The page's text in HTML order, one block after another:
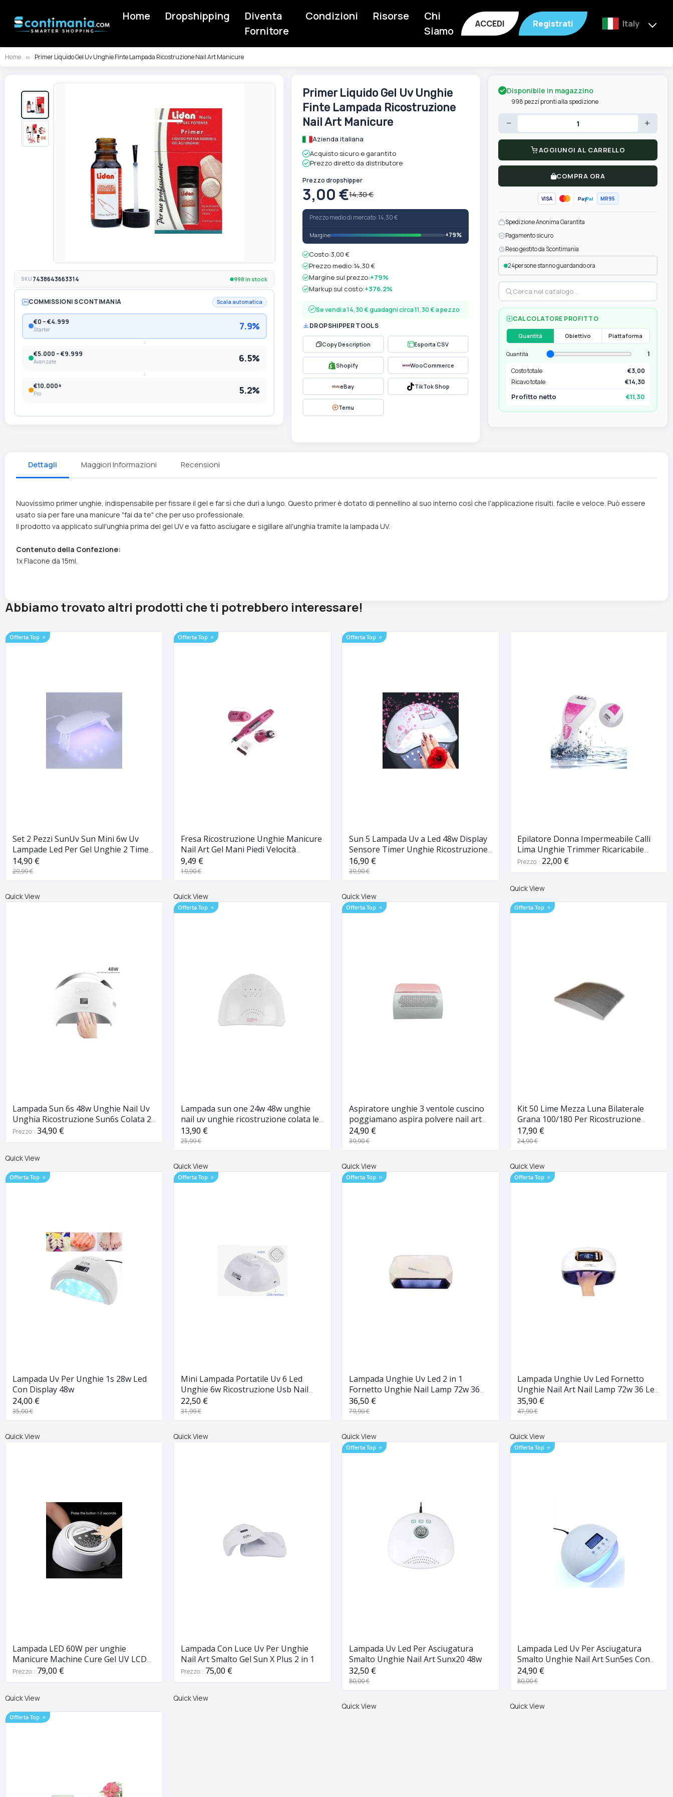
Home Dropshipping
Diventa
Fornitore
Condizioni Risorse
Chi
Siamo
ACCEDI Registrati Italy
Home Primer Liquido Gel Uv Unghie Finte Lampada Ricostruzione Nail Art Manicure
della
galleria
Vai
immagini
SKU 7438643663314 998 in stock
COMMISSIONI SCONTIMANIA Scala automatica
€0 – €4.999
Starter 7.9%
€5.000 – €9.999
Avanzate 6.5%
€10.000+
Pro 5.2%
Primer Liquido Gel Uv Unghie
Finte Lampada Ricostruzione
Nail Art Manicure
Azienda italiana
Acquisto sicuro e garantito
Prezzo diretto da distributore
Prezzo dropshipper
3,00 €14,30 €
Prezzo medio di mercato: 14,30 €
Margine +79%
Costo:3,00 €
Prezzo medio:14,30 €
Margine sul prezzo:+79%
Markup sul costo:+376.2%
Se vendi a 14,30 € guadagni circa 11,30 € a pezzo
DROPSHIPPER TOOLS
Copy Description Esporta CSV
Shopify WooCommerce
eBay TikTok Shop
Temu
Disponibile in magazzino
998 pezzi pronti alla spedizione
− +
AGGIUNGI AL CARRELLO
COMPRA ORA
VISA PayPal MR95
Spedizione Anonima Garantita
Pagamento sicuro
Reso gestito da Scontimania
24persone stanno guardando ora
CALCOLATORE PROFITTO
Quantità Obiettivo Piattaforma
Quantità
1
Costo totale
€3,00
Ricavo totale
€14,30
Profitto netto €11,30
Dettagli Maggiori Informazioni Recensioni
Nuovissimo primer unghie, indispensabile per fissare il gel e far sì che duri a lungo. Questo primer è dotato di pennellino al suo interno così che l'applicazione risulti. facile e veloce. Può essere
usato sia per fare una manicure "fai da te" che per uso professionale.
Il prodotto va applicato sull'unghia prima del gel UV e va fatto asciugare e sigillare all'unghia tramite la lampada UV.
Contenuto della Confezione:
1x Flacone da 15ml.
Abbiamo trovato altri prodotti che ti potrebbero interessare!
Offerta Top ⭐
Set 2 Pezzi SunUv Sun Mini 6w Uv
Lampade Led Per Gel Unghie 2 Timer
Preimpostati
14,90 €
29,99 €
Quick View
Offerta Top ⭐
Fresa Ricostruzione Unghie Manicure
Nail Art Gel Mani Piedi Velocità
Regolabile
9,49 €
19,90 €
Quick View
Offerta Top ⭐
Sun 5 Lampada Uv a Led 48w Display
Sensore Timer Unghie Ricostruzione
Manicure
16,90 €
39,90 €
Quick View
Epilatore Donna Impermeabile Calli
Lima Unghie Trimmer Ricaricabile
Usb Rasoio
Prezzo: 22,00 €
Quick View
Lampada Sun 6s 48w Unghie Nail Uv
Unghia Ricostruzione Sun6s Colata 2
in 1 Led
Prezzo: 34,90 €
Quick View
Offerta Top ⭐
Lampada sun one 24w 48w unghie
nail uv unghie ricostruzione colata led
manicure
13,90 €
25,99 €
Quick View
Offerta Top ⭐
Aspiratore unghie 3 ventole cuscino
poggiamano aspira polvere nail art
858-5
24,90 €
39,90 €
Quick View
Offerta Top ⭐
Kit 50 Lime Mezza Luna Bilaterale
Grana 100/180 Per Ricostruzione
Unghie \ Nail
17,90 €
24,90 €
Quick View
Offerta Top ⭐
Lampada Uv Per Unghie 1s 28w Led
Con Display 48w
24,00 €
35,00 €
Quick View
Offerta Top ⭐
Mini Lampada Portatile Uv 6 Led
Unghie 6w Ricostruzione Usb Nail
Lamp Sun6x
22,50 €
31,99 €
Quick View
Offerta Top ⭐
Lampada Unghie Uv Led 2 in 1
Fornetto Unghie Nail Lamp 72w 36
Led Diamonds Yc-72w
36,50 €
79,90 €
Quick View
Offerta Top ⭐
Lampada Unghie Uv Led Fornetto
Unghie Nail Art Nail Lamp 72w 36 Led
Sun H4 Plus
35,90 €
47,90 €
Quick View
Lampada LED 60W per unghie
Manicure Machine Cure Gel UV LCD
30S / 60S / 99S
Prezzo: 79,00 €
Quick View
Lampada Con Luce Uv Per Unghie
Nail Art Smalto Gel Sun X Plus 2 in 1
Prezzo: 75,00 €
Quick View
Offerta Top ⭐
Lampada Uv Led Per Asciugatura
Smalto Unghie Nail Art Sunx20 48w
32,50 €
80,00 €
Quick View
Offerta Top ⭐
Lampada Led Uv Per Asciugatura
Smalto Unghie Nail Art Sun5es Con
Display Lcd
24,90 €
80,00 €
Quick View
Offerta Top ⭐